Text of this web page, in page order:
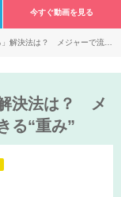
今すぐ動画を見る
」解決法は？ メジャーで流
決法は？ メ
る“重み”